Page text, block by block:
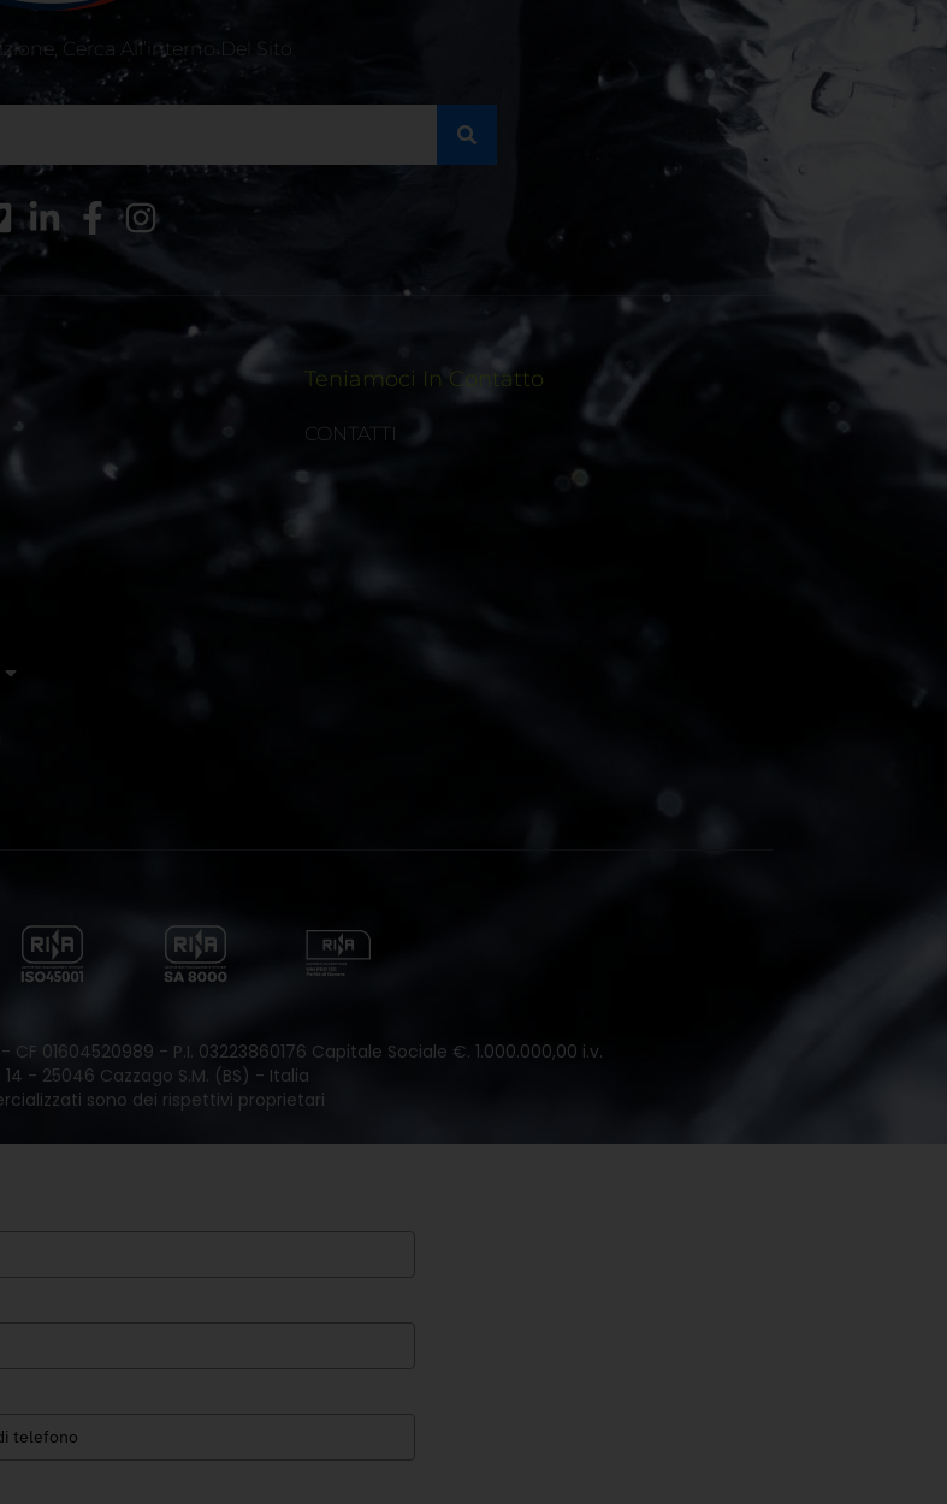
Cerca All’interno Del Sito
Teniamoci In Contatto
CONTATTI
CF 01604520989 - P.I. 03223860176 Capitale Sociale €. 1.000.000,00 i.v.
14 - 25046 Cazzago S.M. (BS) - Italia
sono dei rispettivi proprietari